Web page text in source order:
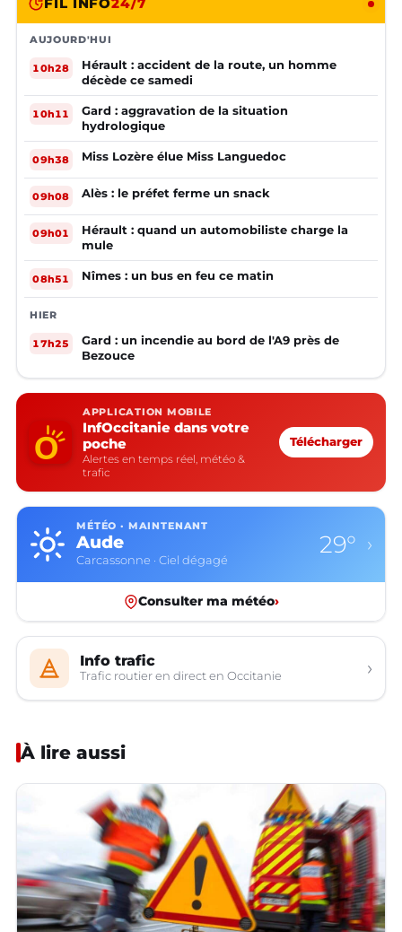
FIL INFO24/7
AUJOURD'HUI
10h28
Hérault : accident de la route, un homme
décède ce samedi
10h11
Gard : aggravation de la situation
hydrologique
09h38 Miss Lozère élue Miss Languedoc
09h08 Alès : le préfet ferme un snack
09h01
Hérault : quand un automobiliste charge la
mule
08h51 Nîmes : un bus en feu ce matin
HIER
17h25
Gard : un incendie au bord de l'A9 près de
Bezouce
APPLICATION MOBILE
InfOccitanie dans votre
poche
Alertes en temps réel, météo &
trafic
Télécharger
MÉTÉO · MAINTENANT
Aude
Carcassonne · Ciel dégagé
29° ›
Consulter ma météo›
Info trafic
Trafic routier en direct en Occitanie ›
À lire aussi